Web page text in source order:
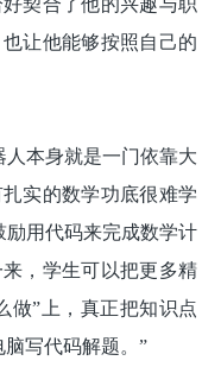
契合了他的兴趣与职
让他能够按照自己的
本身就是一门依靠大
实的数学功底很难学
用代码来完成数学计
，学生可以把更多精
做”上，真正把知识点
写代码解题。”